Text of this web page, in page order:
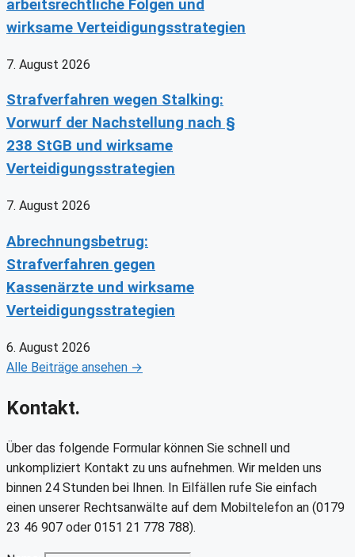
arbeitsrechtliche Folgen und
wirksame Verteidigungsstrategien
7. August 2026
Strafverfahren wegen Stalking:
Vorwurf der Nachstellung nach §
238 StGB und wirksame
Verteidigungsstrategien
7. August 2026
Abrechnungsbetrug:
Strafverfahren gegen
Kassenärzte und wirksame
Verteidigungsstrategien
6. August 2026
Alle Beiträge ansehen →
Kontakt.
Über das folgende Formular können Sie schnell und
unkompliziert Kontakt zu uns aufnehmen. Wir melden uns
binnen 24 Stunden bei Ihnen. In Eilfällen rufe Sie einfach
einen unserer Rechtsanwälte auf dem Mobiltelefon an (0179
23 46 907 oder 0151 21 778 788).